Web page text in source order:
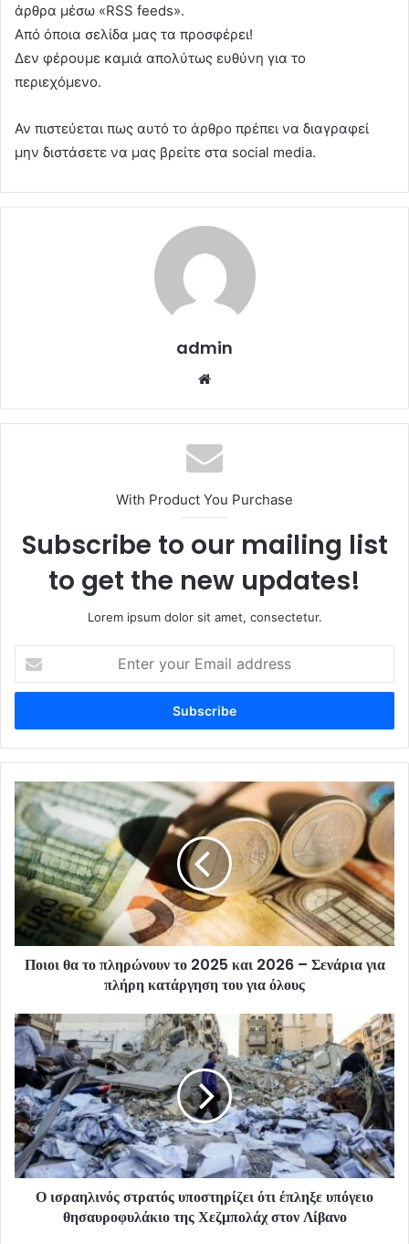
άρθρα μέσω «RSS feeds».
Από όποια σελίδα μας τα προσφέρει!
Δεν φέρουμε καμιά απολύτως ευθύνη για το
περιεχόμενο.
Αν πιστεύεται πως αυτό το άρθρο πρέπει να διαγραφεί
μην διστάσετε να μας βρείτε στα social media.
admin
With Product You Purchase
Subscribe to our mailing list
to get the new updates!
Lorem ipsum dolor sit amet, consectetur.
your
Email
Ποιοι θα το πληρώνουν το 2025 και 2026 – Σενάρια για
πλήρη κατάργηση του για όλους
Ο ισραηλινός στρατός υποστηρίζει ότι έπληξε υπόγειο
θησαυροφυλάκιο της Χεζμπολάχ στον Λίβανο